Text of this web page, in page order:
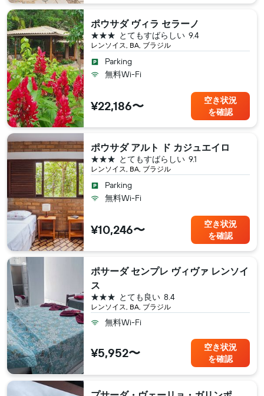
ポウサダ ヴィラ セラーノ
レンソイス, BA, ブラジル
9.4
とてもすばらしい
3つ星
Parking
無料Wi-Fi
¥22,186〜
空き状況
を確認
ポウサダ アルト ド カジュエイロ
レンソイス, BA, ブラジル
9.1
とてもすばらしい
3つ星
Parking
無料Wi-Fi
¥10,246〜
空き状況
を確認
ポサーダ センプレ ヴィヴァ レンソイ
ス
レンソイス, BA, ブラジル
8.4
とても良い
3つ星
無料Wi-Fi
¥5,952〜
空き状況
を確認